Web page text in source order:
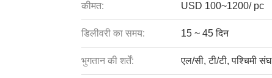
कीमत: USD 100~1200/ pc
डिलीवरी का समय: 15 ~ 45 दिन
भुगतान की शर्तें: एल/सी, टी/टी, पश्चिमी संघ